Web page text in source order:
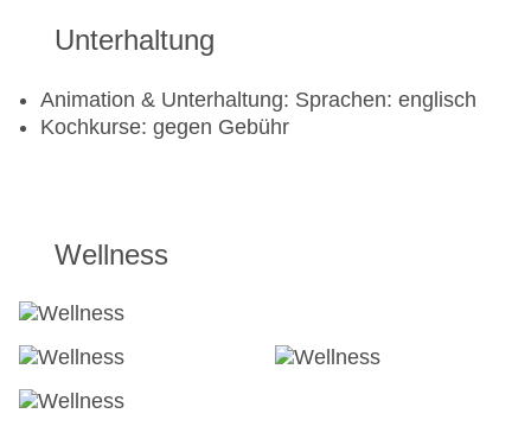
Unterhaltung
Animation & Unterhaltung: Sprachen: englisch
Kochkurse: gegen Gebühr
Wellness